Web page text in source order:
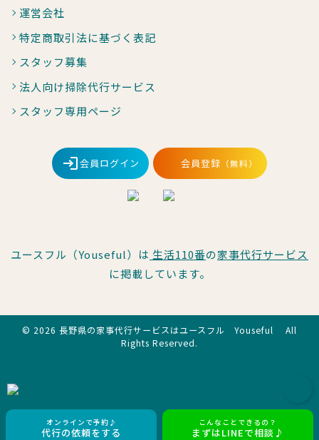
運営会社
特定商取引法に基づく表記
スタッフ募集
法人向け掃除代行サービス
スタッフ専用ページ
会員ログイン 会員登録 （無料）
ユースフル（Youseful）は 生活110番の家事代行サービス
に掲載しています。
© 2026 長野県の家事代行サービスはユースフル Youseful All
Rights Reserved.
オンラインで予約♪
代行の依頼をする
こんなことできるの？
まずはLINEで相談♪